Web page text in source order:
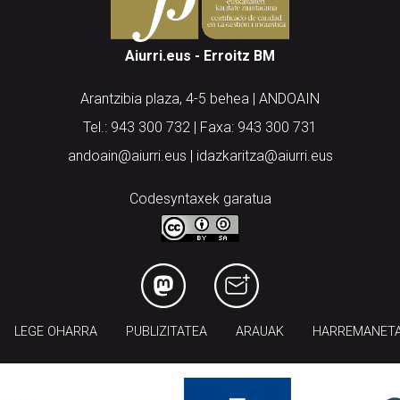
Aiurri.eus - Erroitz BM
Arantzibia plaza, 4-5 behea | ANDOAIN
Tel.: 943 300 732 | Faxa: 943 300 731
andoain@aiurri.eus | idazkaritza@aiurri.eus
Codesyntaxek garatua
LEGE OHARRA PUBLIZITATEA ARAUAK